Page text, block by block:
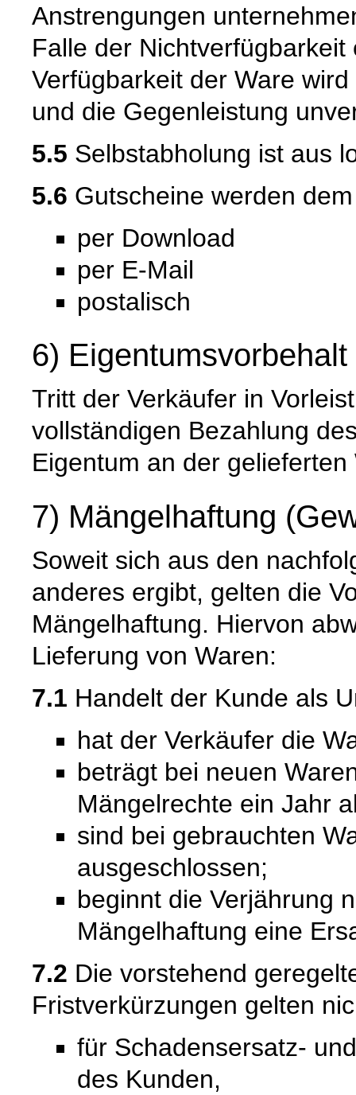
Anstrengungen
Falle der
Verfügbarkeit der Ware
und die Gegenleistung
5.5 Selbstabholung ist aus
5.6 Gutscheine werden
per Download
per E-Mail
postalisch
6) Eigentumsvorbehalt
Tritt der Verkäufer in
vollständigen Bezahlung
Eigentum an der gelieferten
7) Mängelhaftung
Soweit sich aus den
anderes ergibt, gelten die
Mängelhaftung. Hiervon
Lieferung von Waren:
7.1 Handelt der Kunde als
hat der Verkäufer die
beträgt bei neuen
Mängelrechte ein Jahr
sind bei gebrauchten
ausgeschlossen;
beginnt die Verjährung
Mängelhaftung eine
7.2 Die vorstehend
Fristverkürzungen gelten
für Schadensersatz-
des Kunden,